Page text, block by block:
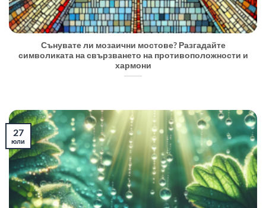
Сънувате ли мозаични мостове? Разгадайте
символиката на свързването на противоположности и
хармони
27
юли